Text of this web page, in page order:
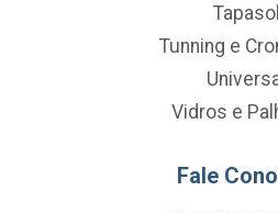
Tapasol
Tunning e
Vidros e
Fale